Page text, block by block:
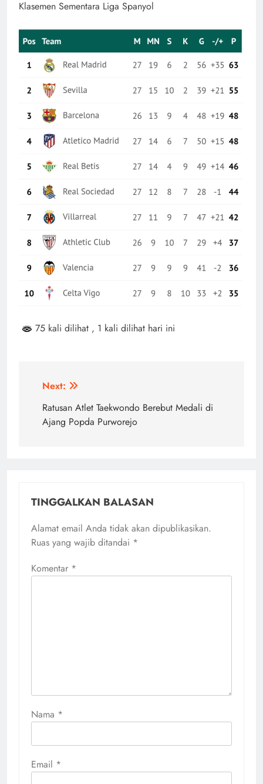
Klasemen Sementara Liga Spanyol
75 kali dilihat , 1 kali dilihat hari ini
Navigasi
pos
Next:
Ratusan Atlet Taekwondo Berebut Medali di
Ajang Popda Purworejo
TINGGALKAN BALASAN
Alamat email Anda tidak akan dipublikasikan.
Ruas yang wajib ditandai *
Komentar *
Nama *
Email *